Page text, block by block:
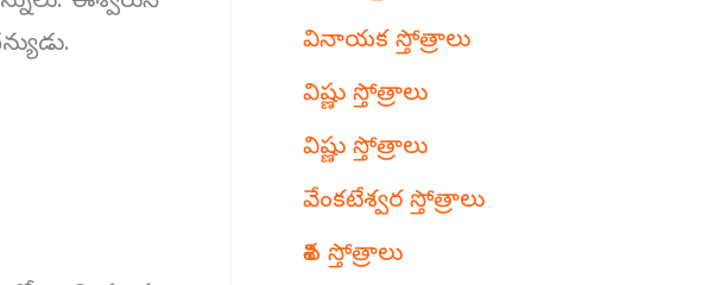
వినాయక స్తోత్రాలు
విష్ణు స్తోత్రాలు
విష్ణు స్తోత్రాలు
వేంకటేశ్వర స్తోత్రాలు
శివ స్తోత్రాలు